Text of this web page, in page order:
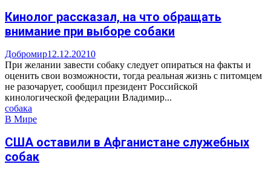
Кинолог рассказал, на что обращать
внимание при выборе собаки
Добромир12.12.20210
При желании завести собаку следует опираться на факты и
оценить свои возможности, тогда реальная жизнь с питомцем
не разочарует, сообщил президент Российской
кинологической федерации Владимир...
собака
В Мире
США оставили в Афганистане служебных
собак